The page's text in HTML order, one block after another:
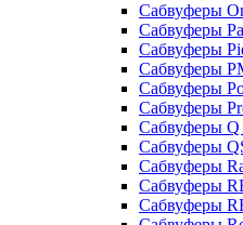
Сабвуферы
Сабвуферы
Сабвуферы
Сабвуферы
Сабвуферы
Сабвуферы
Сабвуферы Q
Сабвуферы
Сабвуферы
Сабвуферы
Сабвуферы